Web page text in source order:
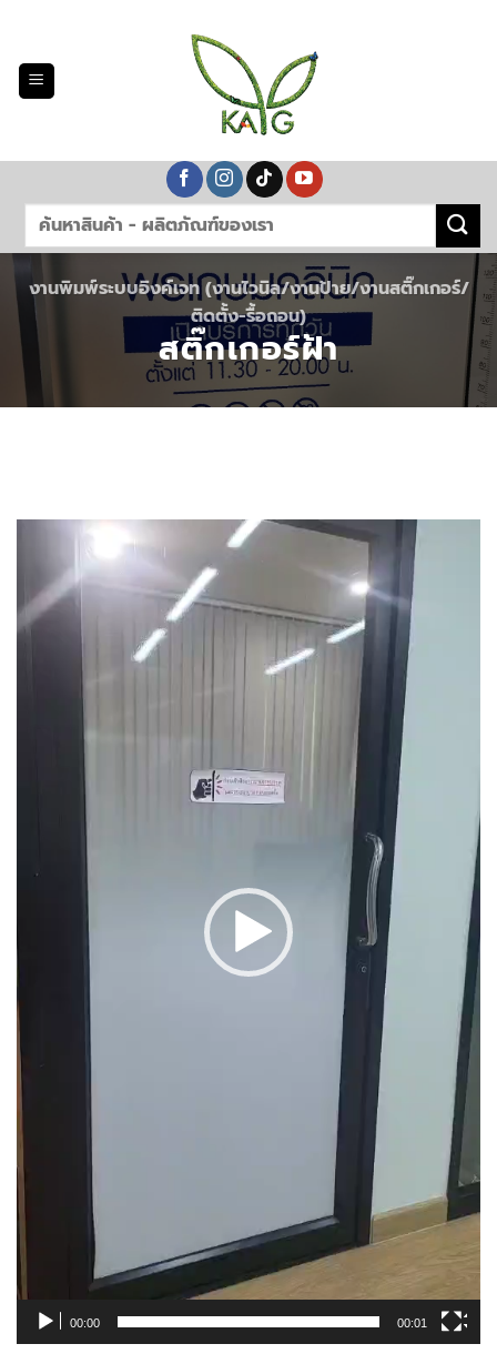
content
งานพิมพ์ระบบอิงค์เจท (งานไวนิล/งานป้าย/งานสติ๊กเกอร์/
ติดตั้ง-รื้อถอน)
สติ๊กเกอร์ฝ้า
00:00 00:01